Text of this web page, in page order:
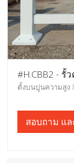
#H.CBB2 - รั้
ตั้งบนปูนความสูง
สอบถาม แล